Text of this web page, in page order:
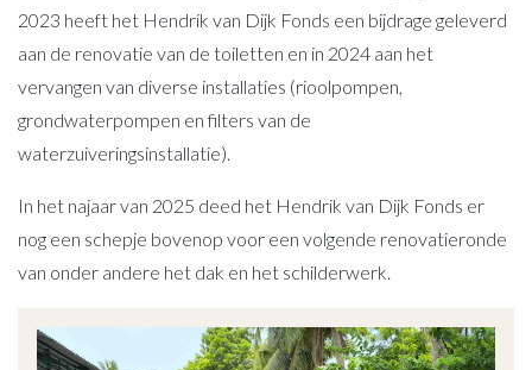
2023 heeft het Hendrik van Dijk Fonds een bijdrage geleverd
aan de renovatie van de toiletten en in 2024 aan het
vervangen van diverse installaties (rioolpompen,
grondwaterpompen en filters van de
waterzuiveringsinstallatie).
In het najaar van 2025 deed het Hendrik van Dijk Fonds er
nog een schepje bovenop voor een volgende renovatieronde
van onder andere het dak en het schilderwerk.